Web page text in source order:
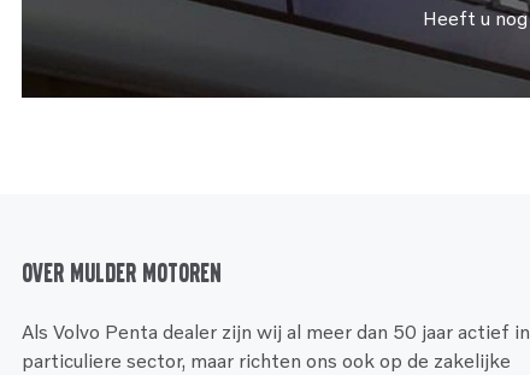
Heeft u
Over Mulder Motoren
Als Volvo Penta dealer zijn wij al meer dan 50 jaar actief
particuliere sector, maar richten ons ook op de zakelijke